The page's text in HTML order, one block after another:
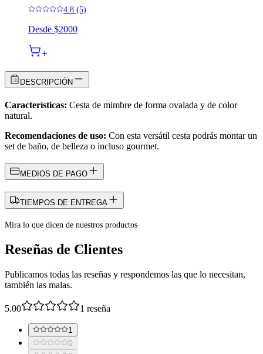
4.8 (5)
Desde $2000
DESCRIPCIÓN
Características: Cesta de mimbre de forma ovalada y de color
natural.
Recomendaciones de uso: Con esta versátil cesta podrás montar un
set de baño, de belleza o incluso gourmet.
MEDIOS DE PAGO
TIEMPOS DE ENTREGA
Mira lo que dicen de nuestros productos
Reseñas de Clientes
Publicamos todas las reseñas y respondemos las que lo necesitan,
también las malas.
5.00 1 reseña
1
0